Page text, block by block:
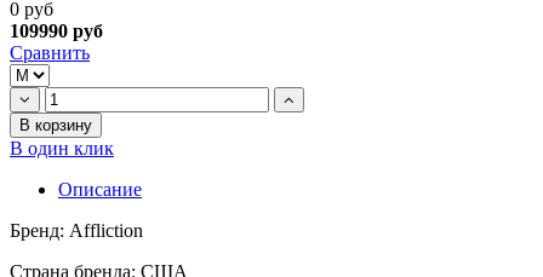
0 руб
109990 руб
Сравнить
В корзину
В один клик
Описание
Бренд: Affliction
Страна бренда: США